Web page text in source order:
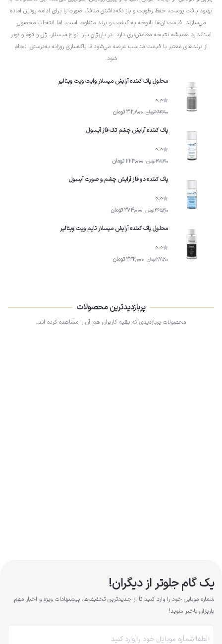
بهبود بافت پوست، حفظ رطوبت و باز نگه‌داشتن منافذ، صورت را برای ادامه روتین آماده
می‌سازند. قیمت آن‌ها باتوجه به کیفیت و برند متفاوت است، اما انتخاب محصول
استاندارد همیشه نتیجه مطمئن‌تری دارد. در باریژان نیز انواع میسلار، ژل و فوم و تونر
از برندهای معتبر با قیمت مناسب عرضه می‌شود تا پاک‌سازی روزانه به‌درستی انجام
شود.
محلول پاک کننده آرایش میسلار وایت ویت ویتالیر
0.0
283,800تومان 212,800تومان
پاک کننده آرایش چشم تک فاز آیسول
0.0
297,300تومان 223,000تومان
پاک کننده دو فاز آرایش چشم و صورت آیسول
0.0
365,300تومان 274,000تومان
محلول پاک کننده آرایش میسلار تایم ویت ویتالیر
0.0
289,200تومان 232,000تومان
پربازدیدترین محصولات
محصولات پربازدیدی که بقیه کاربران هم آن را مشاهده کرده اند.
یک گام جلوتر از دیگران!
شماره موبایل خود را وارد کنید تا از جدیدترین تخفیف‌ها، پیشنهادات ویژه و اخبار مهم
باریژان باخبر شوید!